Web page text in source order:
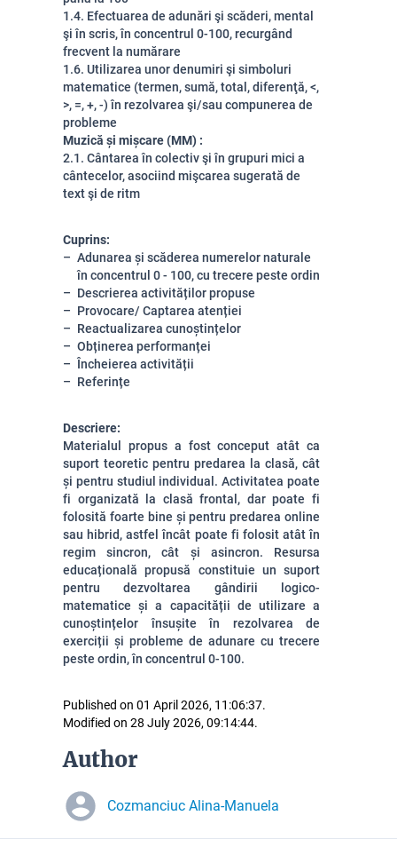
1.4. Efectuarea de adunări şi scăderi, mental
şi în scris, în concentrul 0-100, recurgând
frecvent la numărare
1.6. Utilizarea unor denumiri şi simboluri
matematice (termen, sumă, total, diferenţă, <,
>, =, +, -) în rezolvarea şi/sau compunerea de
probleme
Muzică și mișcare (MM) :
2.1. Cântarea în colectiv şi în grupuri mici a
cântecelor, asociind mişcarea sugerată de
text şi de ritm
Cuprins:
Adunarea și scăderea numerelor naturale
în concentrul 0 - 100, cu trecere peste ordin
Descrierea activităților propuse
Provocare/ Captarea atenției
Reactualizarea cunoștințelor
Obținerea performanței
Încheierea activității
Referințe
Descriere:
Materialul propus a fost conceput atât ca
suport teoretic pentru predarea la clasă, cât
și pentru studiul individual. Activitatea poate
fi organizată la clasă frontal, dar poate fi
folosită foarte bine și pentru predarea online
sau hibrid, astfel încât poate fi folosit atât în
regim sincron, cât și asincron. Resursa
educațională propusă constituie un suport
pentru dezvoltarea gândirii logico-
matematice și a capacității de utilizare a
cunoștințelor însușite în rezolvarea de
exerciții și probleme de adunare cu trecere
peste ordin, în concentrul 0-100.
Published on 01 April 2026, 11:06:37.
Modified on 28 July 2026, 09:14:44.
Author
Cozmanciuc Alina-Manuela